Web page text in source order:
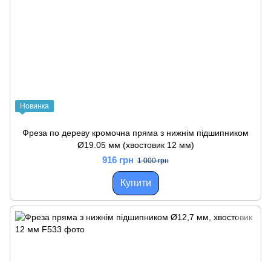
Новинка
Фреза по дереву кромочна пряма з нижнім підшипником
Ø19.05 мм (хвостовик 12 мм)
916 грн 1 000 грн
Купити